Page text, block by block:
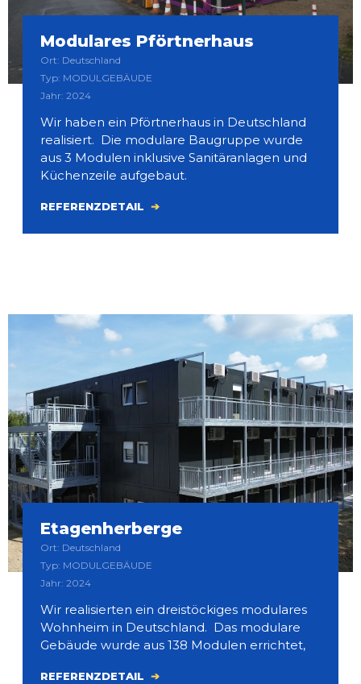
Modulares Pförtnerhaus
Ort: Deutschland
Typ: MODULGEBÄUDE
Jahr: 2024
Wir haben ein Pförtnerhaus in Deutschland
realisiert. Die modulare Baugruppe wurde
aus 3 Modulen inklusive Sanitäranlagen und
Küchenzeile aufgebaut.
REFERENZDETAIL
Etagenherberge
Ort: Deutschland
Typ: MODULGEBÄUDE
Jahr: 2024
Wir realisierten ein dreistöckiges modulares
Wohnheim in Deutschland. Das modulare
Gebäude wurde aus 138 Modulen errichtet,
REFERENZDETAIL